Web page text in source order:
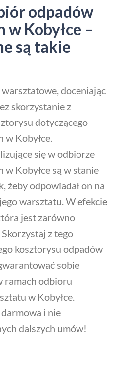
odpadów
Kobyłce –
są takie
warsztatowe, doceniając
skorzystanie z
dotyczącego
Kobyłce.
się w odbiorze
Kobyłce są w stanie
żeby odpowiadał on na
warsztatu. W efekcie
jest zarówno
z tego
kosztorysu odpadów
sobie
ramach odbioru
w Kobyłce.
i nie
dalszych umów!